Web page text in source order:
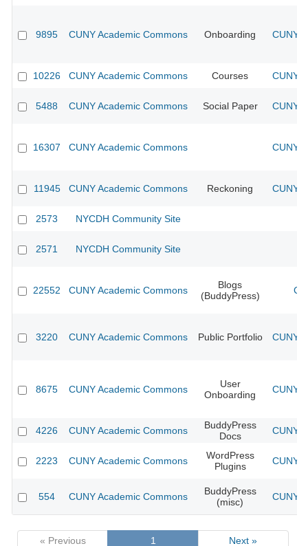
9895 CUNY Academic Commons Onboarding CUNY
10226 CUNY Academic Commons Courses CUNY
5488 CUNY Academic Commons Social Paper CUNY
16307 CUNY Academic Commons CUNY
11945 CUNY Academic Commons Reckoning CUNY
2573 NYCDH Community Site
2571 NYCDH Community Site
22552 CUNY Academic Commons
Blogs
(BuddyPress)
3220 CUNY Academic Commons Public Portfolio CUNY
8675 CUNY Academic Commons
User
Onboarding
CUNY
4226 CUNY Academic Commons
BuddyPress
Docs
CUNY
2223 CUNY Academic Commons
WordPress
Plugins
CUNY
554 CUNY Academic Commons
BuddyPress
(misc)
CUNY
« Previous 1 Next »